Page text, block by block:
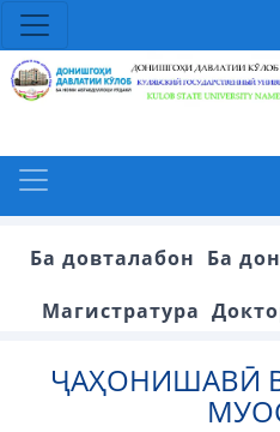
Ба довталабон Ба
Магистратура
ҶАҲОНИШАВӢ